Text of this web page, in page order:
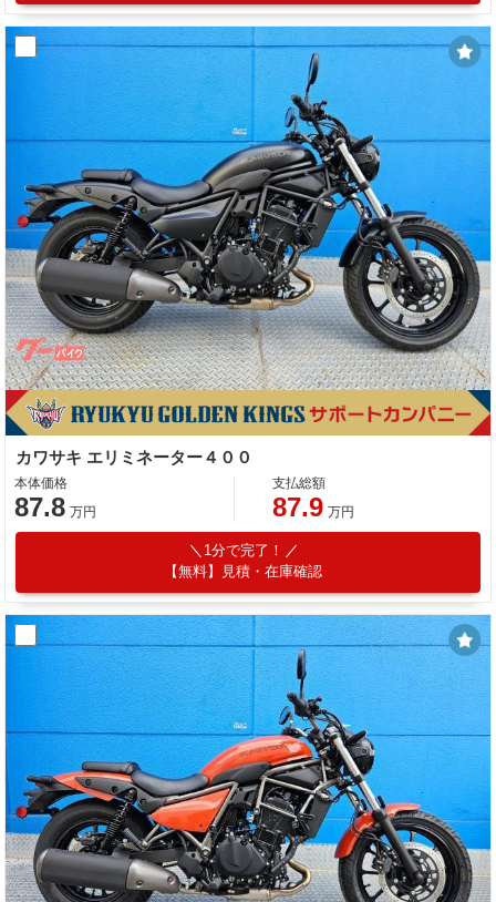
カワサキ エリミネーター４００
本体価格
87.8 万円
支払総額
87.9 万円
1分で完了！
【無料】見積・在庫確認